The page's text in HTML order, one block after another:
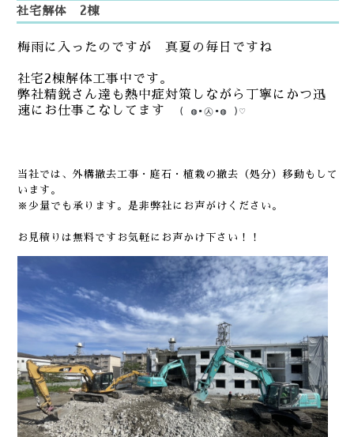
社宅解体 2棟
梅雨に入ったのですが 真夏の毎日ですね
社宅2棟解体工事中です。
弊社精鋭さん達も熱中症対策しながら丁寧にかつ迅
速にお仕事こなしてます
( ◍•㉦•◍ )♡
当社では、外構撤去工事・庭石・植栽の撤去（処分）移動もして
います。
※ 少量でも承ります。 是非弊社にお声がけください。
お見積りは無料ですお気軽にお声かけ下さい！！